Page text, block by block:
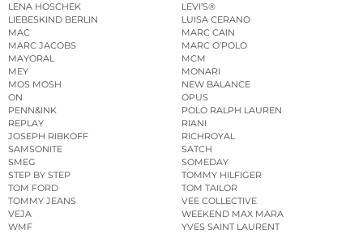
LENA HOSCHEK
LEVI’S®
LIEBESKIND BERLIN
LUISA CERANO
MAC
MARC CAIN
MARC JACOBS
MARC O’POLO
MAYORAL
MCM
MEY
MONARI
MOS MOSH
NEW BALANCE
ON
OPUS
PENN&INK
POLO RALPH LAUREN
REPLAY
RIANI
JOSEPH RIBKOFF
RICHROYAL
SAMSONITE
SATCH
SMEG
SOMEDAY
STEP BY STEP
TOMMY HILFIGER
TOM FORD
TOM TAILOR
TOMMY JEANS
VEE COLLECTIVE
VEJA
WEEKEND MAX MARA
WMF
YVES SAINT LAURENT